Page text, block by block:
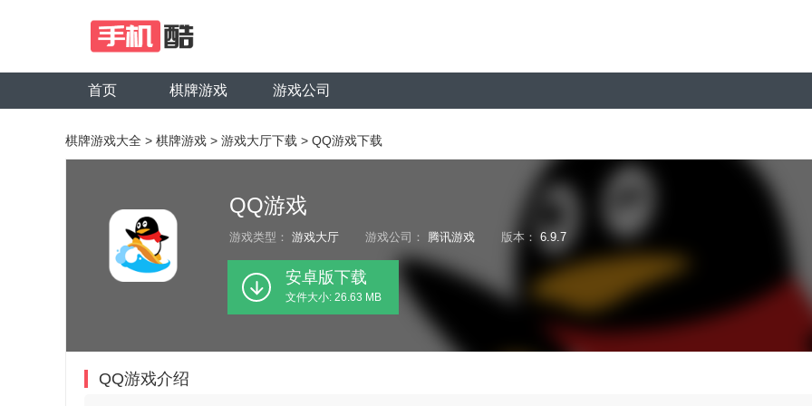
首页 棋牌游戏 游戏公司
棋牌游戏大全 > 棋牌游戏 > 游戏大厅下载 > QQ游戏下载
QQ游戏
游戏类型： 游戏大厅 游戏公司： 腾讯游戏 版本： 6.9.7
安卓版下载
文件大小: 26.63 MB
QQ游戏介绍